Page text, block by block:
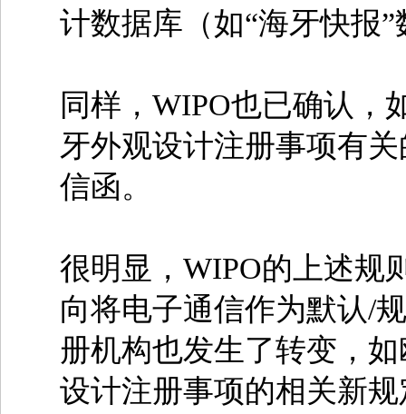
计数据库（如“海牙快报
同样，WIPO也已确认，
牙外观设计注册事项有
信函。
很明显，WIPO的上述规
向将电子通信作为默认/
册机构也发生了转变，
设计注册事项的相关新